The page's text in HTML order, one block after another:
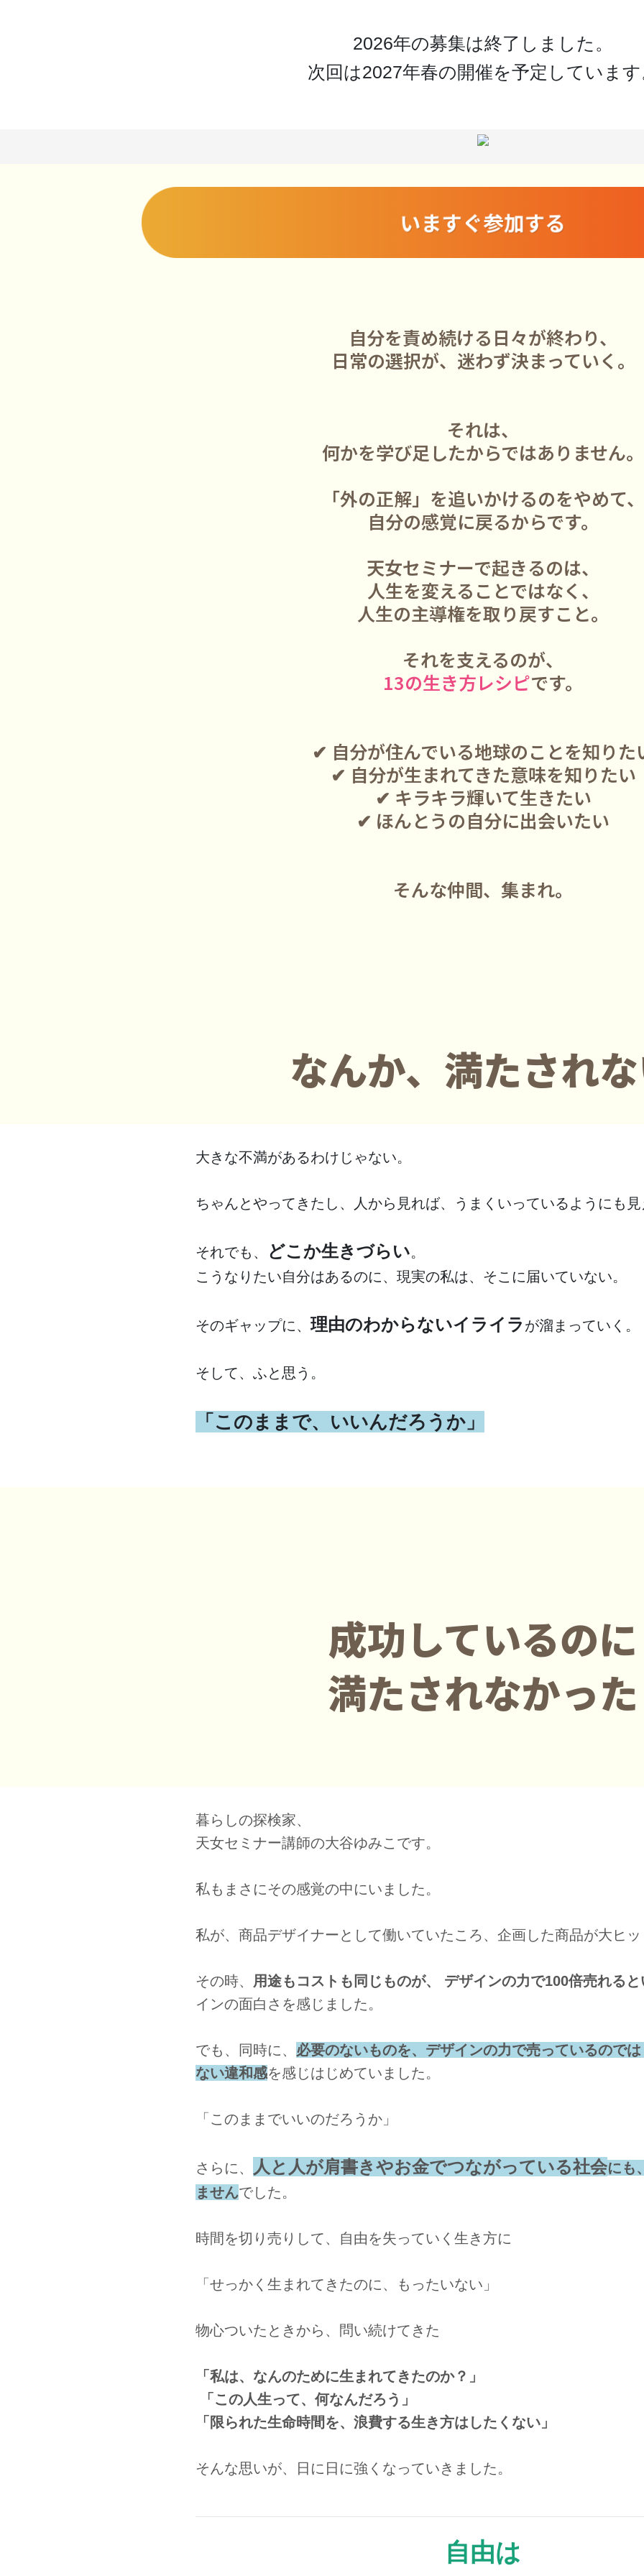
2026年の募集は終了しました。
次回は2027年春の開催を予定していま
いますぐ参加する
自分を責め続ける日々が終わり、
日常の選択が、迷わず決まっていく。
それは、
何かを学び足したからではありません。
「外の正解」を追いかけるのをやめて、
自分の感覚に戻るからです。
天女セミナーで起きるのは、
人生を変えることではなく、
人生の主導権を取り戻すこと。
それを支えるのが、
13の生き方レシピです。
✔ 自分が住んでいる地球のことを知りた
✔ 自分が生まれてきた意味を知りたい
✔ キラキラ輝いて生きたい
✔ ほんとうの自分に出会いたい
そんな仲間、集まれ。
なんか、満たされ
大きな不満があるわけじゃない。
ちゃんとやってきたし、人から見れば、うまくいっているようにも
それでも、 どこか生きづらい。
こうなりたい自分はあるのに、現実の私は、そこに届いていない。
そのギャップに、 理由のわからないイライラ が溜まっていく。
そして、ふと思う。
「このままで、いいんだろうか」
成功しているのに
満たされなかった
暮らしの探検家、
天女セミナー講師の大谷ゆみこです。
私もまさにその感覚の中にいました。
私が、商品デザイナーとして働いていたころ、 企画した商品が大ヒ
その時、 用途もコストも同じものが、 デザインの力で100倍売れる
インの面白さを感じました。
でも、同時に、 必要のないものを、デザインの力で売っているので
ない違和感を感じはじめていました。
「このままでいいのだろうか」
さらに、 人と人が肩書きやお金でつながっている社会にも
ませんでした。
時間を切り売りして、自由を失っていく生き方に
「せっかく生まれてきたのに、もったいない」
物心ついたときから、問い続けてきた
「私は、なんのために生まれてきたのか？」
「この人生って、何なんだろう」
「限られた生命時間を、浪費する生き方はしたくない」
そんな思いが、日に日に強くなっていきました。
自由は